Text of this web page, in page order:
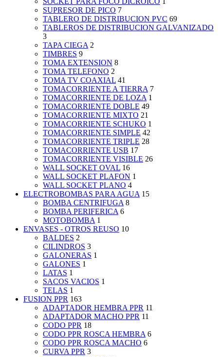
SUPRESOR DE PICO 7
TABLERO DE DISTRIBUCION PVC 69
TABLEROS DE DISTRIBUCION GALVANIZADO
3
TAPA CIEGA 2
TIMBRES 9
TOMA EXTENSION 8
TOMA TELEFONO 2
TOMA TV COAXIAL 41
TOMACORRIENTE A TIERRA 7
TOMACORRIENTE DE LOZA 1
TOMACORRIENTE DOBLE 49
TOMACORRIENTE MIXTO 21
TOMACORRIENTE SCHUKO 1
TOMACORRIENTE SIMPLE 42
TOMACORRIENTE TRIPLE 28
TOMACORRIENTE USB 17
TOMACORRIENTE VISIBLE 26
WALL SOCKET OVAL 16
WALL SOCKET PLAFON 1
WALL SOCKET PLANO 4
ELECTROBOMBAS PARA AGUA 15
BOMBA CENTRIFUGA 8
BOMBA PERIFERICA 6
MOTOBOMBA 1
ENVASES - OTROS REUSO 10
BALDES 2
CILINDROS 3
GALONERAS 1
GALONES 1
LATAS 1
SACOS VACIOS 1
TELAS 1
FUSION PPR 163
ADAPTADOR HEMBRA PPR 11
ADAPTADOR MACHO PPR 11
CODO PPR 18
CODO PPR ROSCA HEMBRA 6
CODO PPR ROSCA MACHO 6
CURVA PPR 3